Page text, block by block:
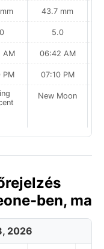
AM
PM
43.7 mm
5.0
06:42 AM
07:10 PM
New Moon
ben, ma
2026